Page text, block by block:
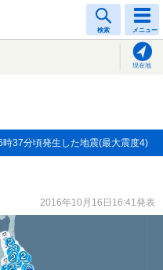
検索 メニュー
現在地
時37分頃発生した地震(最大震度4)
2016年10月16日16:41発表